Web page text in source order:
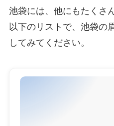
池袋には、他にもたくさ
以下のリストで、池袋の
してみてください。